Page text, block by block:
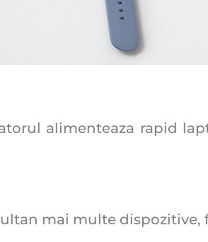
alimenteaza rapid
mai multe dispozitive,